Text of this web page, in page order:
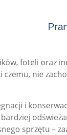
foteli oraz
czemu, nie
i
sprzętu –